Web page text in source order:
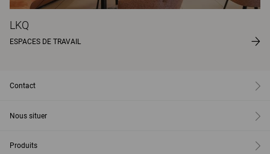
LKQ
ESPACES DE TRAVAIL
Contact
Nous situer
Produits